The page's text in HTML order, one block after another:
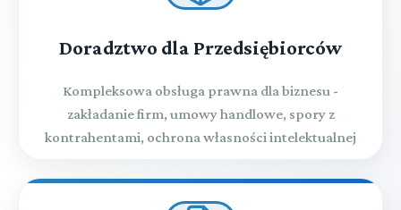
Doradztwo dla Przedsiębiorców
Kompleksowa obsługa prawna dla biznesu -
zakładanie firm, umowy handlowe, spory z
kontrahentami, ochrona własności intelektualnej